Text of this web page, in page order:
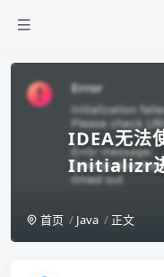
IDEA无法
Initializr
首页 Java 正文